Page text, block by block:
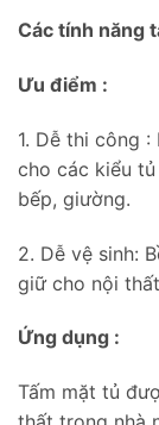
Các tính năng
Ưu điểm :
1. Dễ thi công
cho các kiểu
bếp, giường.
2. Dễ vệ sinh:
giữ cho nội
Ứng dụng :
Tấm mặt tủ